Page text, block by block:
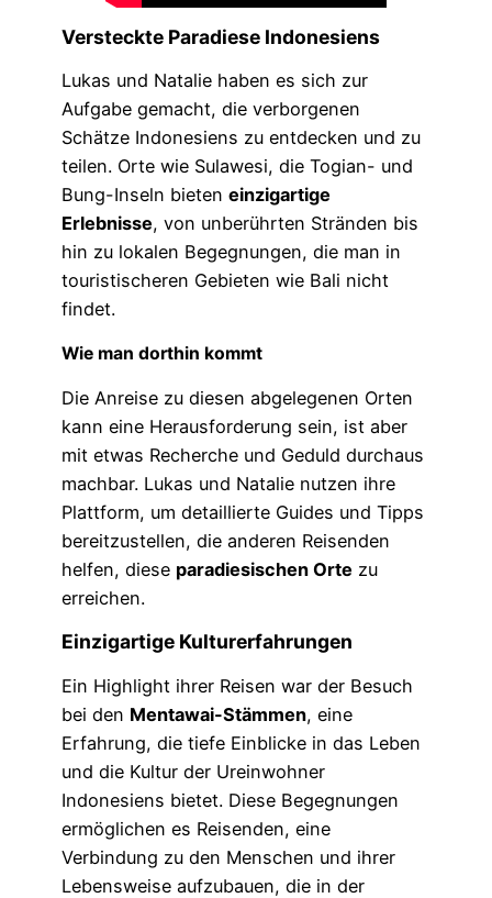
Versteckte Paradiese Indonesiens
Lukas und Natalie haben es sich zur
Aufgabe gemacht, die verborgenen
Schätze Indonesiens zu entdecken und zu
teilen. Orte wie Sulawesi, die Togian- und
Bung-Inseln bieten einzigartige
Erlebnisse, von unberührten Stränden bis
hin zu lokalen Begegnungen, die man in
touristischeren Gebieten wie Bali nicht
findet.
Wie man dorthin kommt
Die Anreise zu diesen abgelegenen Orten
kann eine Herausforderung sein, ist aber
mit etwas Recherche und Geduld durchaus
machbar. Lukas und Natalie nutzen ihre
Plattform, um detaillierte Guides und Tipps
bereitzustellen, die anderen Reisenden
helfen, diese paradiesischen Orte zu
erreichen.
Einzigartige Kulturerfahrungen
Ein Highlight ihrer Reisen war der Besuch
bei den Mentawai-Stämmen, eine
Erfahrung, die tiefe Einblicke in das Leben
und die Kultur der Ureinwohner
Indonesiens bietet. Diese Begegnungen
ermöglichen es Reisenden, eine
Verbindung zu den Menschen und ihrer
Lebensweise aufzubauen, die in der